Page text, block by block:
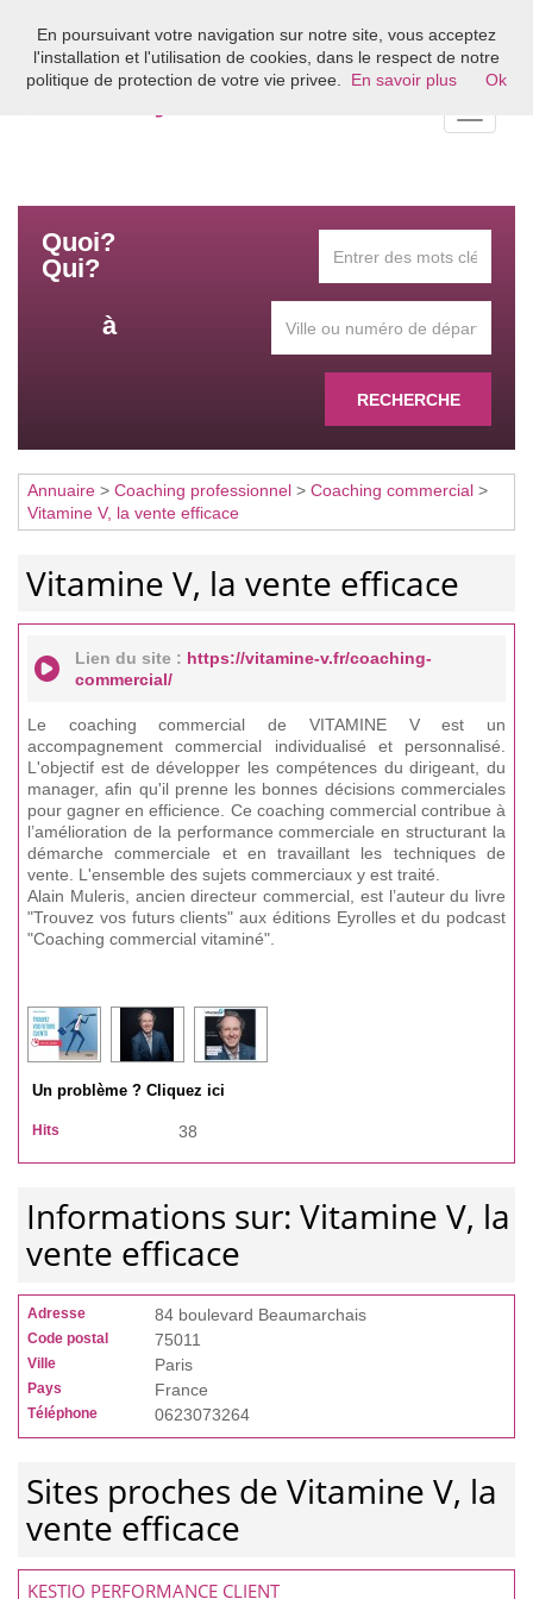
Bienvenue sur l'annuaire du coaching en France
Quoi?
Qui?
à
RECHERCHE
Annuaire > Coaching professionnel > Coaching commercial >
Vitamine V, la vente efficace
Vitamine V, la vente efficace
Lien du site : https://vitamine-v.fr/coaching-
commercial/
Le coaching commercial de VITAMINE V est un
accompagnement commercial individualisé et personnalisé.
L'objectif est de développer les compétences du dirigeant, du
manager, afin qu'il prenne les bonnes décisions commerciales
pour gagner en efficience. Ce coaching commercial contribue à
l’amélioration de la performance commerciale en structurant la
démarche commerciale et en travaillant les techniques de
vente. L'ensemble des sujets commerciaux y est traité.
Alain Muleris, ancien directeur commercial, est l’auteur du livre
"Trouvez vos futurs clients" aux éditions Eyrolles et du podcast
"Coaching commercial vitaminé".
Un problème ? Cliquez ici
Hits 38
Informations sur: Vitamine V, la
vente efficace
Adresse 84 boulevard Beaumarchais
Code postal 75011
Ville Paris
Pays France
Téléphone 0623073264
Sites proches de Vitamine V, la
vente efficace
KESTIO PERFORMANCE CLIENT
En poursuivant votre navigation sur notre site, vous acceptez
l'installation et l'utilisation de cookies, dans le respect de notre
politique de protection de votre vie privee.
En savoir plus Ok